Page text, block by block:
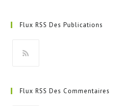
Flux RSS Des Publications
un
Flux RSS Des Commentaires